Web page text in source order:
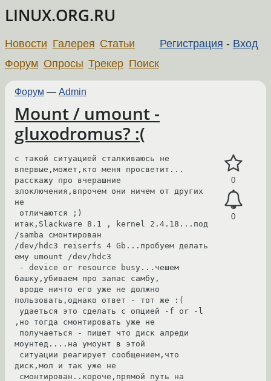
LINUX.ORG.RU
Регистрация - Вход
Новости Галерея Статьи
Форум Опросы Трекер Поиск
Форум — Admin
Mount / umount -
gluxodromus? :(
0
0
с такой ситуацией сталкиваюсь не
впервые,может,кто меня просветит...
расскажу про вчерашние
злоключения,впрочем они ничем от других
не
итак,Slackware 8.1 , kernel 2.4.18...под
/samba смонтирован
/dev/hdc3 reiserfs 4 Gb...пробуем делать
ему umount /dev/hdc3
башку,убиваем про запас самбу,
пользовать,однако ответ - тот же :(
,но тогда смонтировать уже не
моунтед....на умоунт в этой
диск,мол и так уже не